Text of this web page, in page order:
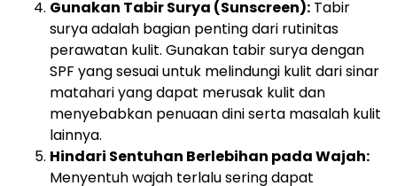
Gunakan Tabir Surya (Sunscreen): Tabir
surya adalah bagian penting dari rutinitas
perawatan kulit. Gunakan tabir surya dengan
SPF yang sesuai untuk melindungi kulit dari sinar
matahari yang dapat merusak kulit dan
menyebabkan penuaan dini serta masalah kulit
lainnya.
Hindari Sentuhan Berlebihan pada Wajah:
Menyentuh wajah terlalu sering dapat